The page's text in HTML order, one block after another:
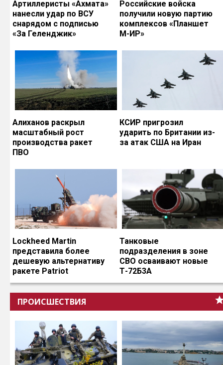
Артиллеристы «Ахмата»
нанесли удар по ВСУ
снарядом с подписью
«За Геленджик»
Российские войска
получили новую партию
комплексов «Планшет
М-ИР»
Алиханов раскрыл
масштабный рост
производства ракет
ПВО
КСИР пригрозил
ударить по Британии из-
за атак США на Иран
Lockheed Martin
представила более
дешевую альтернативу
ракете Patriot
Танковые
подразделения в зоне
СВО осваивают новые
Т-72Б3А
ПРОИСШЕСТВИЯ